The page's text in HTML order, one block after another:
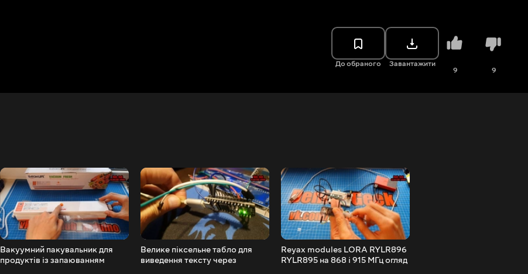
До обраного Завантажити
9 9
Вакуумний пакувальник для
продуктів із запаюванням
Велике піксельне табло для
виведення тексту через
Reyax modules LORA RYLR896
RYLR895 на 868 і 915 МГц огляд